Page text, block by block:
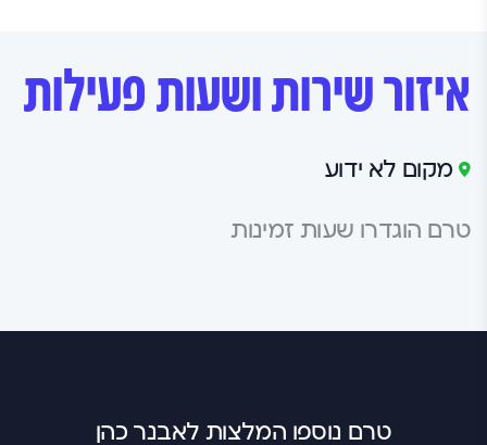
איזור שירות ושעות פעילות
מקום לא ידוע
טרם הוגדרו שעות זמינות
טרם נוספו המלצות לאבנר כהן